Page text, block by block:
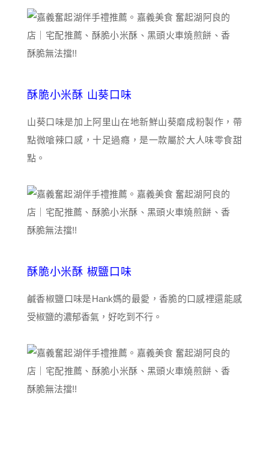
酥脆小米酥 山葵口味
山葵口味是加上阿里山在地新鮮山葵磨成粉製作，帶
點微嗆辣口感，十足過癮，是一款屬於大人味零食甜
點。
酥脆小米酥 椒鹽口味
鹹香椒鹽口味是Hank媽的最愛，香脆的口感裡還能感
受椒鹽的濃郁香氣，好吃到不行。